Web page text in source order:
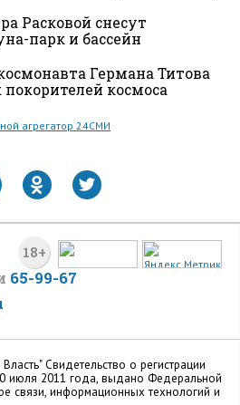
Расковой снесут
парк и бассейн
Германа Титова
космоса
агрегатор 24СМИ
18+
65-99-67
Cвидетельство о регистрации
2011 года, выдано Федеральной
связи, информационных технологий и